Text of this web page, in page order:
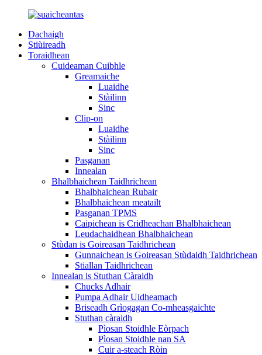
Dachaigh
Stiùireadh
Toraidhean
Cuideaman Cuibhle
Greamaiche
Luaidhe
Stàilinn
Sinc
Clip-on
Luaidhe
Stàilinn
Sinc
Pasganan
Innealan
Bhalbhaichean Taidhrichean
Bhalbhaichean Rubair
Bhalbhaichean meatailt
Pasganan TPMS
Caipichean is Cridheachan Bhalbhaichean
Leudachaidhean Bhalbhaichean
Stùdan is Goireasan Taidhrichean
Gunnaichean is Goireasan Stùdaidh Taidhrichean
Stiallan Taidhrichean
Innealan is Stuthan Càraidh
Chucks Adhair
Pumpa Adhair Uidheamach
Briseadh Grìogagan Co-mheasgaichte
Stuthan càraidh
Pìosan Stoidhle Eòrpach
Pìosan Stoidhle nan SA
Cuir a-steach Ròin